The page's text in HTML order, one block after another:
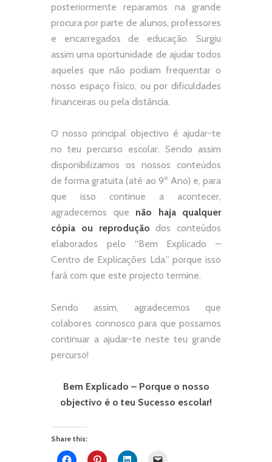
posteriormente reparamos na grande
procura por parte de alunos, professores
e encarregados de educação. Surgiu
assim uma oportunidade de ajudar todos
aqueles que não podiam frequentar o
nosso espaço físico, ou por dificuldades
financeiras ou pela distância.
O nosso principal objectivo é ajudar-te
no teu percurso escolar. Sendo assim
disponibilizamos os nossos conteúdos
de forma gratuita (até ao 9º Ano) e, para
que isso continue a acontecer,
agradecemos que não
haja qualquer
cópia ou reprodução dos conteúdos
elaborados pelo “Bem Explicado –
Centro de Explicações Lda.” porque isso
fará com que este projecto termine.
Sendo assim, agradecemos que
colabores connosco para que possamos
continuar a ajudar-te neste teu grande
percurso!
Bem Explicado – Porque o nosso
objectivo é o teu Sucesso escolar!
Share this: